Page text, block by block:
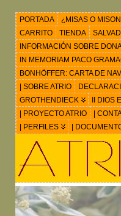
PORTADA ¿MISAS O
CARRITO
TIENDA
INFORMACIÓN SOBRE
IN MEMORIAM PACO
BONHÖFFER: CARTA DE
| SOBRE ATRIO
GROTHENDIECK
II DIOS
| PROYECTO ATRIO
|
| PERFILES
|